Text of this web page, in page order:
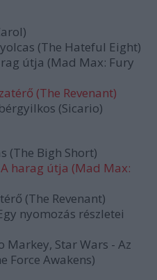
(The Hateful Eight)
útja (Mad Max: Fury
(The Revenant)
(Sicario)
(The Bigh Short)
harag útja (Mad Max:
(The Revenant)
nyomozás részletei
Markey, Star Wars - Az
Force Awakens)